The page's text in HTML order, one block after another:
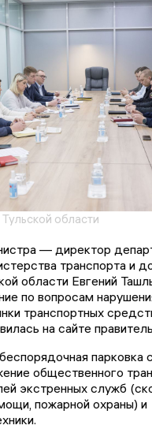
области
— директор
транспорта и
области Евгений
по вопросам
транспортных
на сайте
парковка
общественного
экстренных служб
пожарной охраны) и